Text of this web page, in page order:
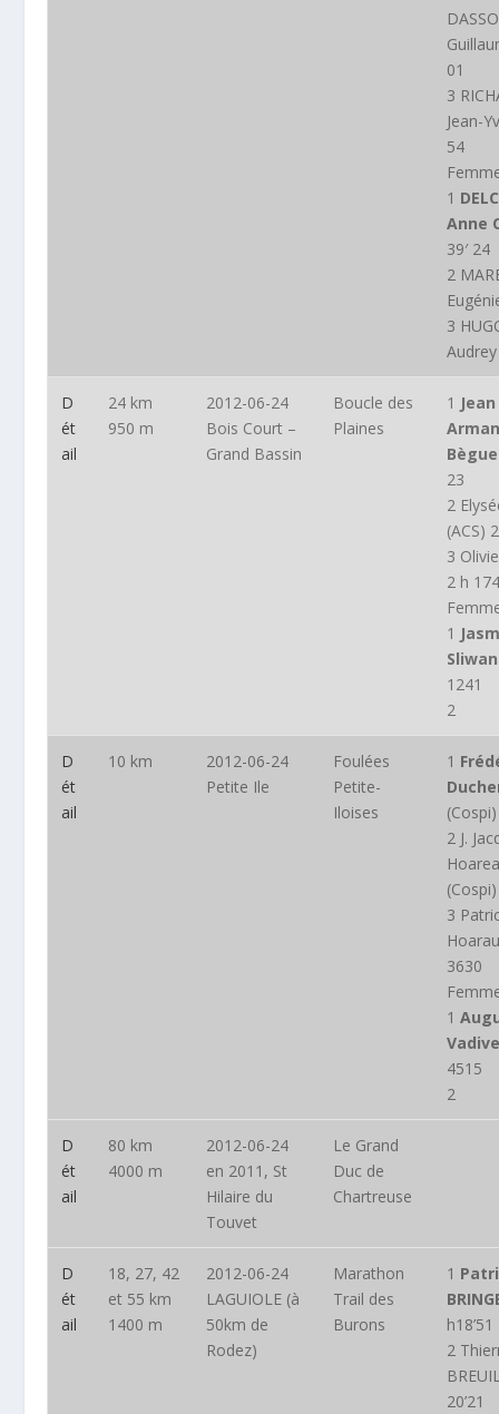
01
3
Jean-
54
1
Anne
39′ 24
2
3
D
ét
ail
24 km
950 m
2012-06-24
Bois Court –
Grand Bassin
Boucle des
Plaines
1 Jean
Bègue
23
2
(ACS)
3
2 h
1
1241
2
D
ét
ail
10 km
2012-06-24
Petite Ile
Foulées
Petite-
Iloises
1
(Cospi)
2 J.
(Cospi)
3
3630
1
4515
2
D
ét
ail
80 km
4000 m
2012-06-24
en 2011, St
Hilaire du
Touvet
Le Grand
Duc de
Chartreuse
D
ét
ail
18, 27, 42
et 55 km
1400 m
2012-06-24
LAGUIOLE (à
50km de
Rodez)
Marathon
Trail des
Burons
1
h18’51
2
20’21